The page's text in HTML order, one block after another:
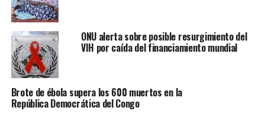
ONU alerta sobre posible resurgimiento del
VIH por caída del financiamiento mundial
Brote de ébola supera los 600 muertos en la
República Democrática del Congo